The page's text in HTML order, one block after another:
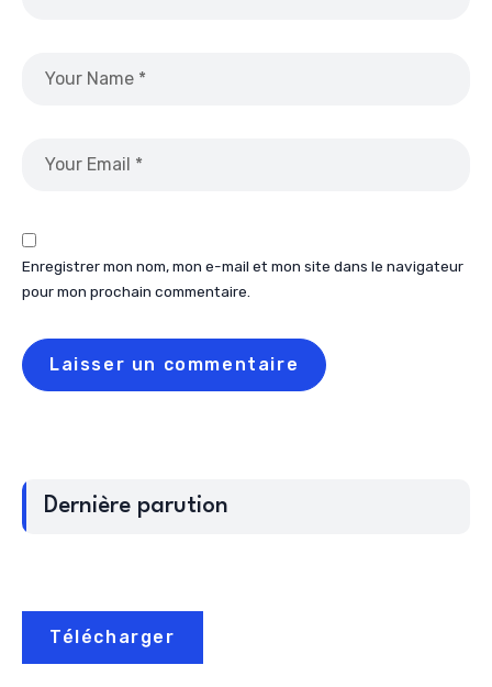
Enregistrer mon nom, mon e-mail et mon site dans le navigateur
pour mon prochain commentaire.
Dernière parution
Télécharger